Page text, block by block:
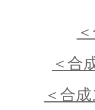
＜合
＜合